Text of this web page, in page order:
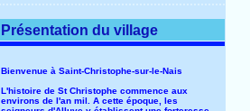
Présentation du village
Bienvenue à Saint-Christophe-sur-le-Nais
L'histoire de St Christophe commence aux
environs de l'an mil. A cette époque, les